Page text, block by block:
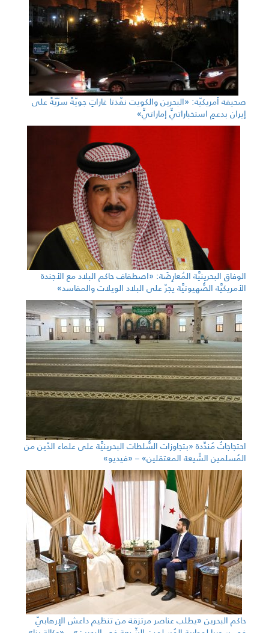
صحيفة أمريكيّة: «البحرين والكويت نفّذتا غاراتٍ جويّةً سرّيّةً على
إيران بدعمٍ استخباراتيٍّ إماراتيٍّ»
الوفاق البحرينيَّة المُعارِضَة: «اصطفاف حاكم البلاد مع الأجندة
الأمريكيَّة الصُّهيونيَّة يجرّ على البلاد الويلات والمفاسد»
احتجاجاتٌ مُندِّدة «بتجاوزات السُّلطات البحرينيَّة على علماء الدّين من
المُسلمين الشّيعة المعتقلين» – «فيديو»
حاكم البحرين «يطلب عناصر مرتزقة من تنظيم داعش الإرهابيّ